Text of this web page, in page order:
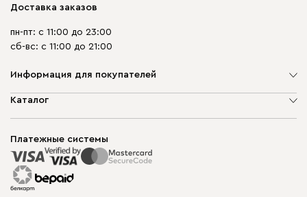
Доставка заказов
пн-пт: с 11:00 до 23:00
сб-вс: с 11:00 до 21:00
Информация для покупателей
О компании
Способы оплаты
Рассрочка и кредит
Гарантия
Карта сайта
Каталог
Корпусная мебель
Распродажа мебели
Платежные системы